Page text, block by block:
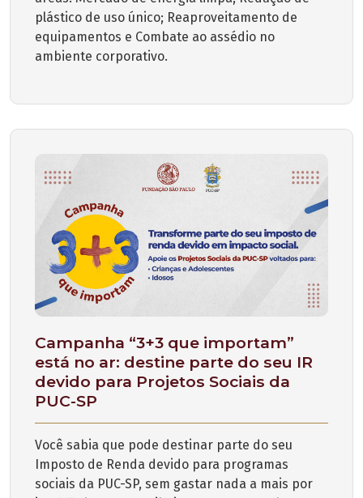
plástico de uso único; Reaproveitamento de
equipamentos e Combate ao assédio no
ambiente corporativo.
Campanha “3+3 que importam”
está no ar: destine parte do seu IR
devido para Projetos Sociais da
PUC-SP
Você sabia que pode destinar parte do seu
Imposto de Renda devido para programas
sociais da PUC-SP, sem gastar nada a mais por